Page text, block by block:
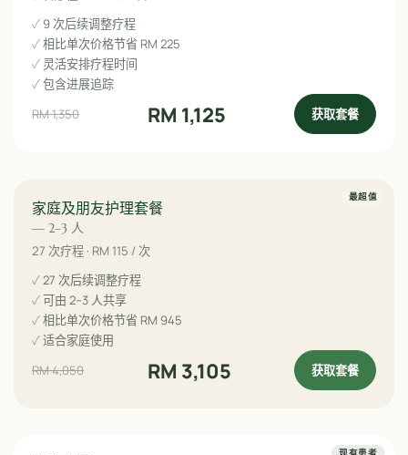
9 次后续调整疗程
相比单次价格节省 RM 225
灵活安排疗程时间
包含进展追踪
RM 1,350
RM 1,125 获取套餐
最超值
家庭及朋友护理套餐
— 2–3 人
27 次疗程 · RM 115 / 次
27 次后续调整疗程
可由 2–3 人共享
相比单次价格节省 RM 945
适合家庭使用
RM 4,050
RM 3,105 获取套餐